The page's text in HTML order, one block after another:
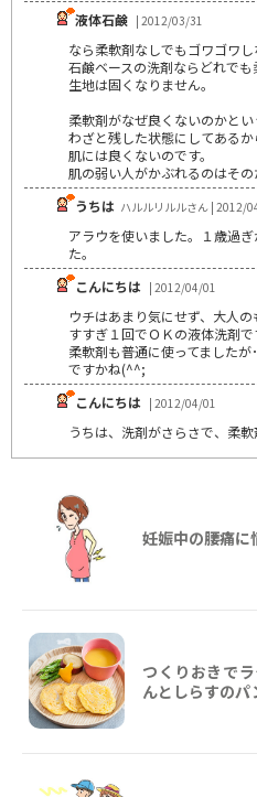
液体石鹸 | 2012/03/31
なら柔軟剤なしでもゴワゴワし
石鹸ベースの洗剤ならどれで
生地は固くなりません。
柔軟剤がなぜ良くないのかと
わざと残した状態にしてあるか
肌には良くないのです。
肌の弱い人がかぶれるのはその
うちは ハルルリルルさん | 2012/
アラウを使いました。１歳過
た。
こんにちは | 2012/04/01
ウチはあまり気にせず、大人の
すすぎ１回でＯＫの液体洗剤で
柔軟剤も普通に使ってました
ですかね(^^;
こんにちは | 2012/04/01
うちは、洗剤がさらさで、柔軟
妊娠中の腰痛に
つくりおきで
んとしらすのパ